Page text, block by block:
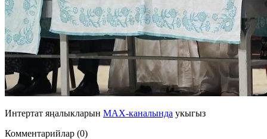
Интертат яңалыкларын MAX-каналында укыгыз
Комментарийлар (0)